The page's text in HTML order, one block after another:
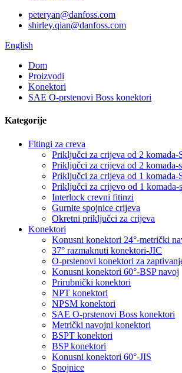
peteryan@danfoss.com
shirley.qian@danfoss.com
English
Dom
Proizvodi
Konektori
SAE O-prstenovi Boss konektori
Kategorije
Fitingi za creva
Priključci za crijeva od 2 komada-
Priključci za crijeva od 2 komada-
Priključci za crijeva od 1 komada-
Priključci za crijevo od 1 komada-
Interlock crevni fitinzi
Gurnite spojnice crijeva
Okretni priključci za crijeva
Konektori
Konusni konektori 24°-metrički
37° razmaknuti konektori-JIC
O-prstenovi konektori za
Konusni konektori 60°-BSP navoj
Prirubnički konektori
NPT konektori
NPSM konektori
SAE O-prstenovi Boss konektori
Metrički navojni konektori
BSPT konektori
BSP konektori
Konusni konektori 60°-JIS
Spojnice